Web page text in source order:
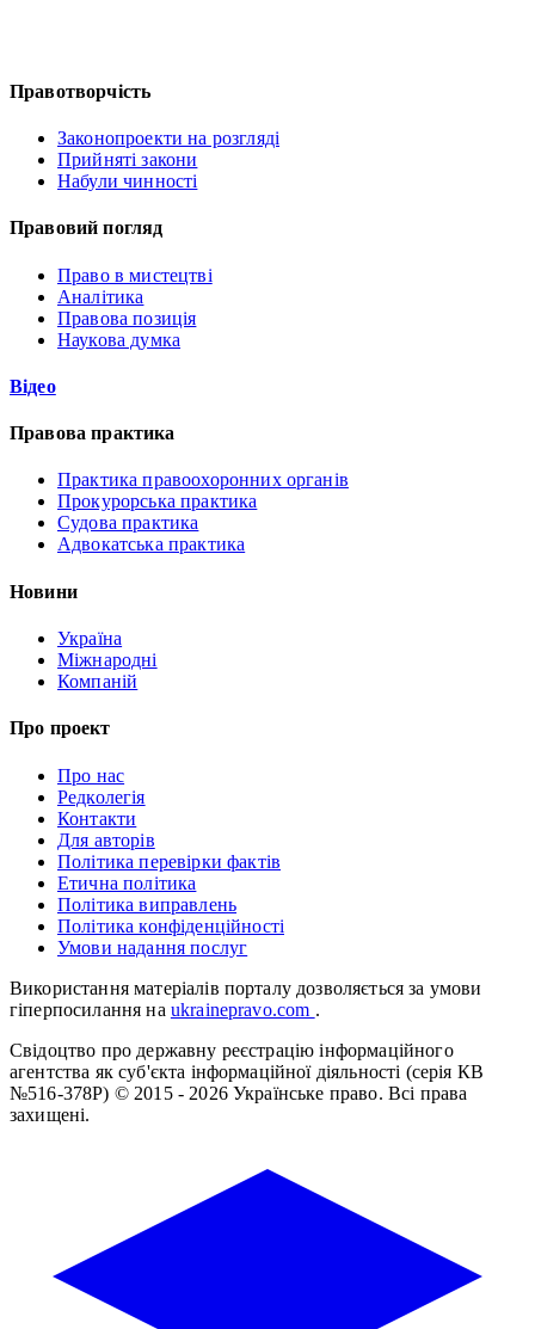
Правотворчість
Законопроекти на розгляді
Прийняті закони
Набули чинності
Правовий погляд
Право в мистецтві
Аналітика
Правова позиція
Наукова думка
Відео
Правова практика
Практика правоохоронних органів
Прокурорська практика
Судова практика
Адвокатська практика
Новини
Україна
Міжнародні
Компаній
Про проект
Про нас
Редколегія
Контакти
Для авторів
Політика перевірки фактів
Етична політика
Політика виправлень
Політика конфіденційності
Умови надання послуг
Використання матеріалів порталу дозволяється за умови
гіперпосилання на ukrainepravo.com .
Свідоцтво про державну реєстрацію інформаційного
агентства як суб'єкта інформаційної діяльності (серія КВ
№516-378Р) © 2015 - 2026 Українське право. Всі права
захищені.